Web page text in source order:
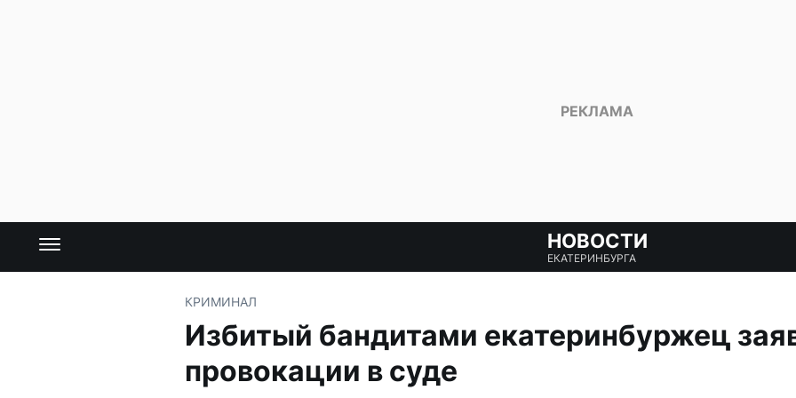
НОВОСТИ
ЕКАТЕРИНБУРГА
КРИМИНАЛ
Избитый бандитами екатеринбуржец
провокации в суде